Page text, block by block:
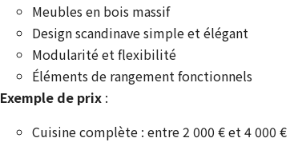
Meubles en bois massif
Design scandinave simple et élégant
Modularité et flexibilité
Éléments de rangement fonctionnels
Exemple de prix :
Cuisine complète : entre 2 000 € et 4 000 €